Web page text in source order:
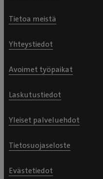
Tietoa meistä
Yhteystiedot
Avoimet työpaikat
Laskutustiedot
Yleiset palveluehdot
Tietosuojaseloste
Evästetiedot